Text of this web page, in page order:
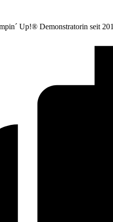
Up!® Demonstratorin seit